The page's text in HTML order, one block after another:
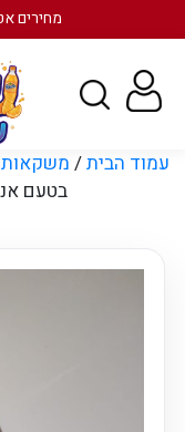
מחירים
עמוד הבית/ משקאות
בטעם אננס